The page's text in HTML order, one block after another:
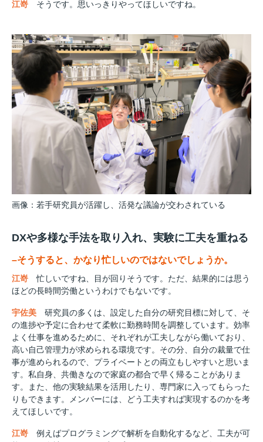
江嵜 そうです。思いっきりやってほしいですね。
画像：若手研究員が活躍し、活発な議論が交わされている
DXや多様な手法を取り入れ、実験に工夫を重ねる
–そうすると、かなり忙しいのではないでしょうか。
江嵜忙しいですね、目が回りそうです。ただ、結果的には思う
ほどの長時間労働というわけでもないです。
宇佐美 研究員の多くは、設定した自分の研究目標に対して、そ
の進捗や予定に合わせて柔軟に勤務時間を調整しています。効率
よく仕事を進めるために、それぞれが工夫しながら働いており、
高い自己管理力が求められる環境です。その分、自分の裁量で仕
事が進められるので、プライベートとの両立もしやすいと思いま
す。私自身、共働きなので家庭の都合で早く帰ることがありま
す。また、他の実験結果を活用したり、専門家に入ってもらった
りもできます。メンバーには、どう工夫すれば実現するのかを考
えてほしいです。
江嵜 例えばプログラミングで解析を自動化するなど、工夫が可